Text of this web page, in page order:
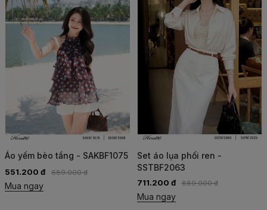
Áo yếm bèo tầng - SAKBF1075
551.200 đ 689.000 đ
Mua ngay
Set áo lụa phối ren -
SSTBF2063
711.200 đ 889.000 đ
Mua ngay